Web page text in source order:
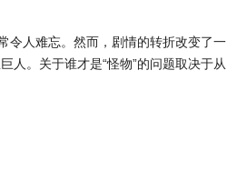
令人难忘。然而，剧情的转折改变了一
人。关于谁才是“怪物”的问题取决于从